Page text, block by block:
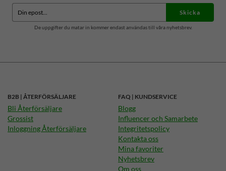
Skicka
De uppgifter du matar in kommer endast användas till våra nyhetsbrev.
B2B | ÅTERFÖRSÄLJARE
Bli Återförsäljare
Grossist
Inloggning Återförsäljare
FAQ | KUNDSERVICE
Blogg
Influencer och Samarbete
Integritetspolicy
Kontakta oss
Mina favoriter
Nyhetsbrev
Om oss